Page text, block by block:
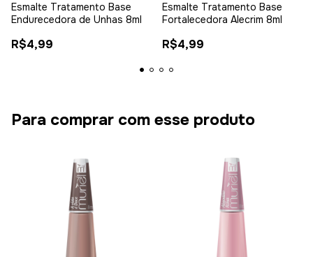
Esmalte Tratamento Base
Endurecedora de Unhas 8ml
R$4,99
Esmalte Tratamento Base
Fortalecedora Alecrim 8ml
R$4,99
Para comprar com esse produto